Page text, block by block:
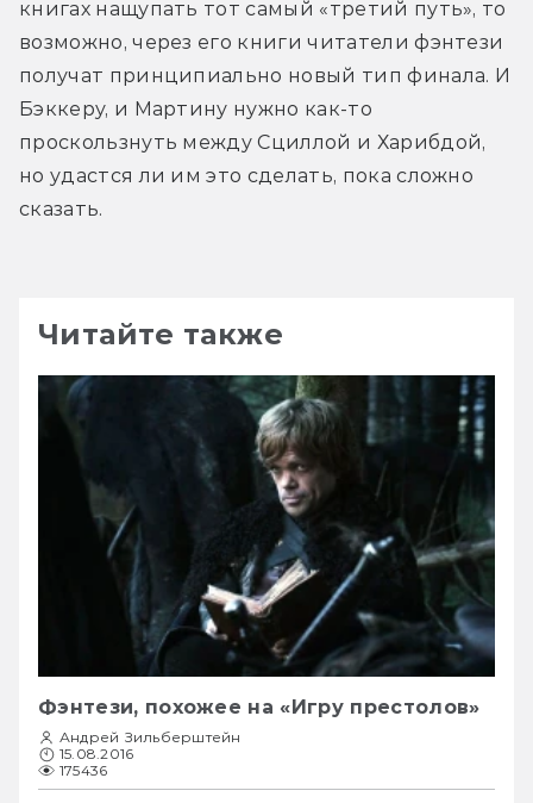
книгах нащупать тот самый «третий путь», то
возможно, через его книги читатели фэнтези
получат принципиально новый тип финала. И
Бэккеру, и Мартину нужно как-то
проскользнуть между Сциллой и Харибдой,
но удастся ли им это сделать, пока сложно
сказать.
Читайте также
Фэнтези, похожее на «Игру престолов»
Андрей Зильберштейн
15.08.2016
175436